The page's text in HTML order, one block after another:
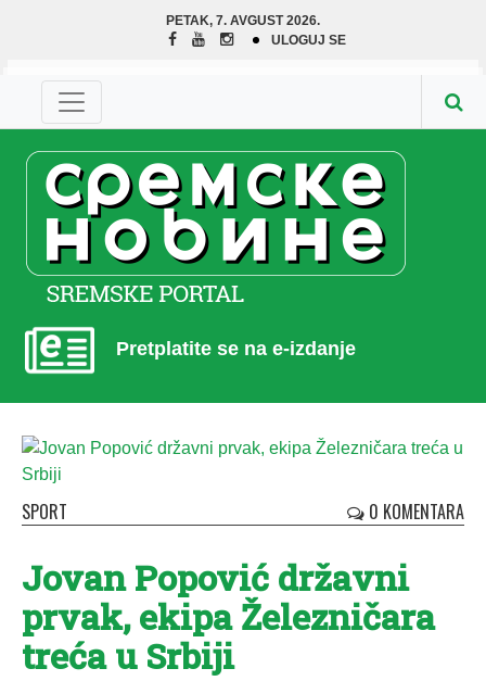
PETAK, 7. AVGUST 2026.
ULOGUJ SE
Pretplatite se na e-izdanje
SPORT 0 KOMENTARA
Jovan Popović državni
prvak, ekipa Železničara
treća u Srbiji